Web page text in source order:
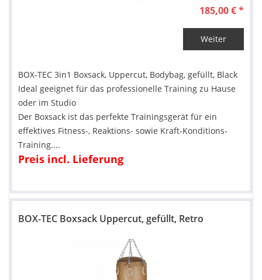
185,00 € *
Weiter
BOX-TEC 3in1 Boxsack, Uppercut, Bodybag, gefüllt, Black
Ideal geeignet für das professionelle Training zu Hause
oder im Studio
Der Boxsack ist das perfekte Trainingsgerät für ein
effektives Fitness-, Reaktions- sowie Kraft-Konditions-
Training....
Preis incl. Lieferung
BOX-TEC Boxsack Uppercut, gefüllt, Retro